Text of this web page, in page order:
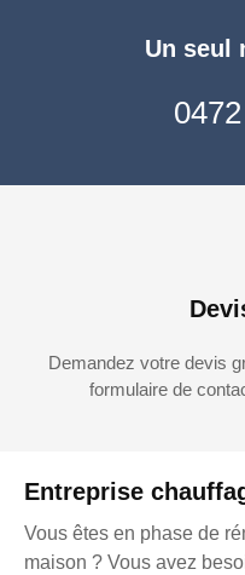
Entreprise
Vous êtes en phase de
maison ? Vous avez
Un seul
Demandez votre devis
formulaire de